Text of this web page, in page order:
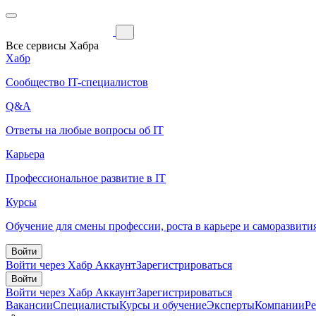
Все сервисы Хабра
Хабр
Сообщество IT-специалистов
Q&A
Ответы на любые вопросы об IT
Карьера
Профессиональное развитие в IT
Курсы
Обучение для смены профессии, роста в карьере и
Войти
Войти через Хабр АккаунтЗарегистрироваться
Войти
Войти через Хабр АккаунтЗарегистрироваться
ВакансииСпециалистыКурсы и обучениеЭкспертыКомпании